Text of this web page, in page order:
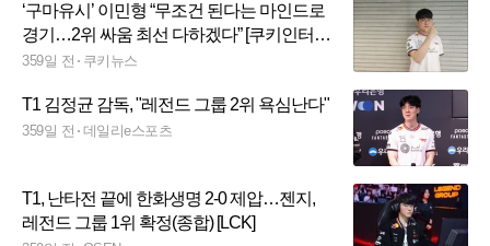
‘구마유시’ 이민형 “무조건 된다는 마인드로
경기…2위 싸움 최선 다하겠다” [쿠키인터
뷰]
359일 전 쿠키뉴스
T1 김정균 감독, "레전드 그룹 2위 욕심난다"
359일 전 데일리e스포츠
T1, 난타전 끝에 한화생명 2-0 제압…젠지,
레전드 그룹 1위 확정(종합) [LCK]